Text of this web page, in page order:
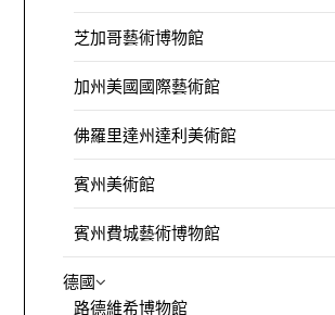
芝加哥藝術博物館
加州美國國際藝術館
佛羅里達州達利美術館
賓州美術館
賓州費城藝術博物館
德國
路德維希博物館